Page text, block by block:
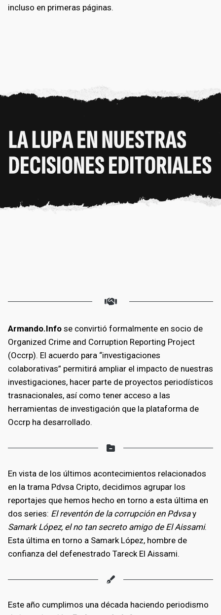
incluso en primeras páginas.
Armando.Info se convirtió formalmente en socio de
Organized Crime and Corruption Reporting Project
(Occrp). El acuerdo para “investigaciones
colaborativas” permitirá ampliar el impacto de nuestras
investigaciones, hacer parte de proyectos periodísticos
trasnacionales, así como tener acceso a las
herramientas de investigación que la plataforma de
Occrp ha desarrollado.
En vista de los últimos acontecimientos relacionados
en la trama Pdvsa Cripto, decidimos agrupar los
reportajes que hemos hecho en torno a esta última en
dos series: El reventón de la corrupción en Pdvsay
Samark López, el no tan secreto amigo de El Aissami.
Esta última en torno a Samark López, hombre de
confianza del defenestrado Tareck El Aissami.
Este año cumplimos una década haciendo periodismo